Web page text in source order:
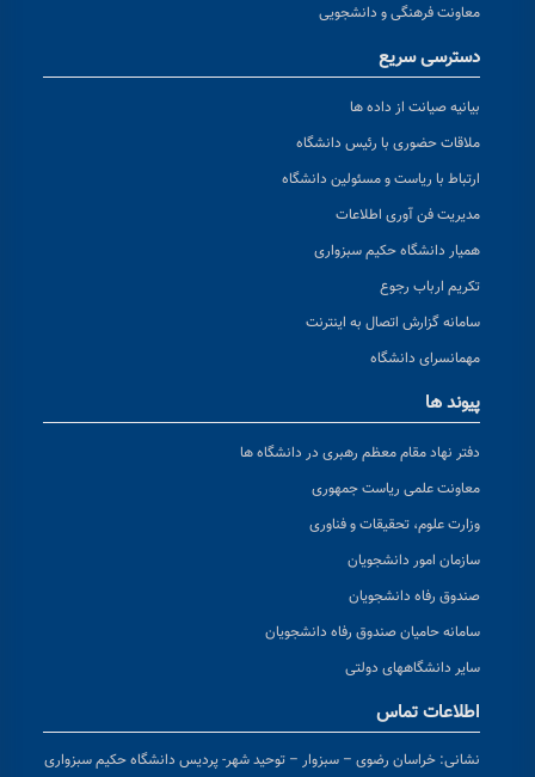
معاونت فرهنگی و دانشجویی
دسترسی سریع
بیانیه صیانت از داده ها
ملاقات حضوری با رئیس دانشگاه
ارتباط با ریاست و مسئولین دانشگاه
مدیریت فن آوری اطلاعات
همیار دانشگاه حکیم سبزواری
تکریم ارباب رجوع
سامانه گزارش اتصال به اینترنت
مهمانسرای دانشگاه
پیوند ها
دفتر نهاد مقام معظم رهبری در دانشگاه ها
معاونت علمی ریاست جمهوری
وزارت علوم، تحقیقات و فناوری
سازمان امور دانشجویان
صندوق رفاه دانشجویان
سامانه حامیان صندوق رفاه دانشجویان
سایر دانشگاههای دولتی
اطلاعات تماس
نشانی: خراسان رضوی – سبزوار – توحید شهر- پردیس دانشگاه حکیم سبزواری